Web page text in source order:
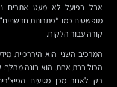
אבל בפועל לא מעט אתרים
מופשטים כמו “פתרונות
קורה עבור הלקוח.
המרכיב השני הוא היררכיית
הכול בבת אחת. הוא בונה
רק לאחר מכן מגיעים